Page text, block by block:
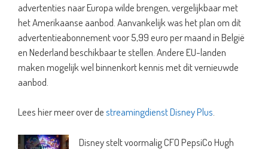
advertenties naar Europa wilde brengen, vergelijkbaar met
het Amerikaanse aanbod. Aanvankelijk was het plan om dit
advertentieabonnement voor 5,99 euro per maand in België
en Nederland beschikbaar te stellen. Andere EU-landen
maken mogelijk wel binnenkort kennis met dit vernieuwde
aanbod.
Lees hier meer over destreamingdienst Disney Plus
Disney stelt voormalig CFO PepsiCo Hugh